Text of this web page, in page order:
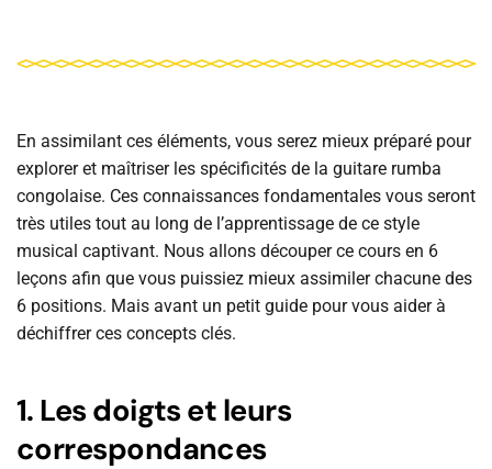
En assimilant ces éléments, vous serez mieux préparé pour
explorer et maîtriser les spécificités de la guitare rumba
congolaise. Ces connaissances fondamentales vous seront
très utiles tout au long de l’apprentissage de ce style
musical captivant. Nous allons découper ce cours en 6
leçons afin que vous puissiez mieux assimiler chacune des
6 positions. Mais avant un petit guide pour vous aider à
déchiffrer ces concepts clés.
1. Les doigts et leurs
correspondances